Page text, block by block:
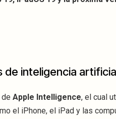
de inteligencia
Apple Intelligence, el cual
el iPhone, el iPad y las